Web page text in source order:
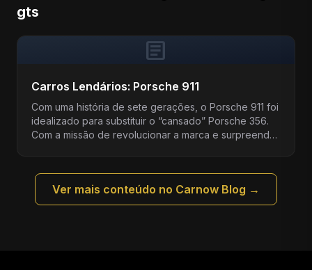
gts
article
Carros Lendários: Porsche 911
Com uma história de sete gerações, o Porsche 911 foi
idealizado para substituir o “cansado” Porsche 356.
Com a missão de revolucionar a marca e surpreender
Ver mais conteúdo no Carnow Blog →